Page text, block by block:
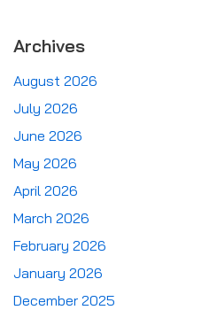
Archives
August 2026
July 2026
June 2026
May 2026
April 2026
March 2026
February 2026
January 2026
December 2025